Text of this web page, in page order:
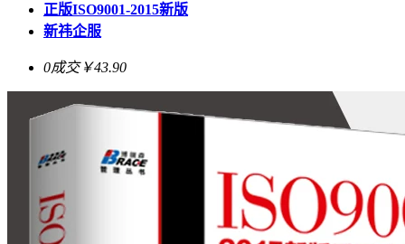
正版ISO9001-2015新版
新祎企服
0成交￥43.90